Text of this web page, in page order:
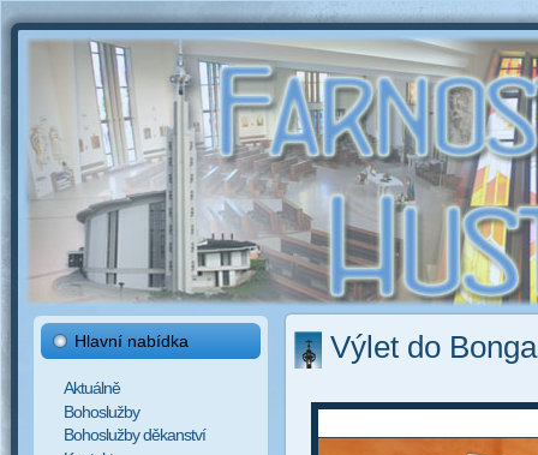
Hlavní nabídka
Aktuálně
Bohoslužby
Bohoslužby děkanství
Výlet do Bonga